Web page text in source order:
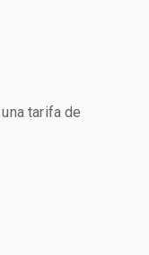
tarifa de